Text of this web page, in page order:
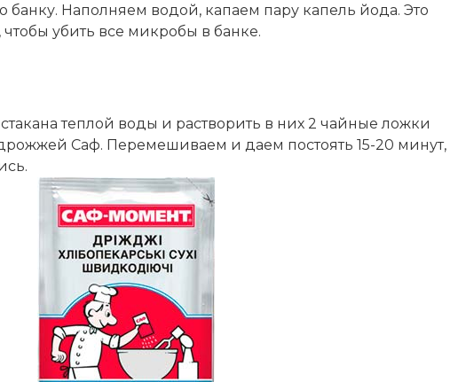
Наполняем водой, капаем пару капель йода. Это
чтобы убить все микробы в банке.
теплой воды и растворить в них 2 чайные ложки
Саф. Перемешиваем и даем постоять 15-20 минут,